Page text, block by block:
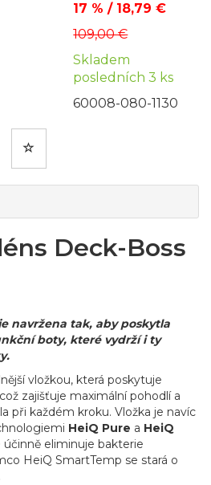
17 % / 18,79 €
109,00 €
Skladem
posledních 3 ks
60008-080-1130
Deck-Boss
navržena tak, aby poskytla
boty, které vydrží i ty
vložkou, která poskytuje
zajišťuje maximální pohodlí a
při každém kroku. Vložka je navíc
HeiQ Pure a HeiQ
účinně eliminuje bakterie
HeiQ SmartTemp se stará o